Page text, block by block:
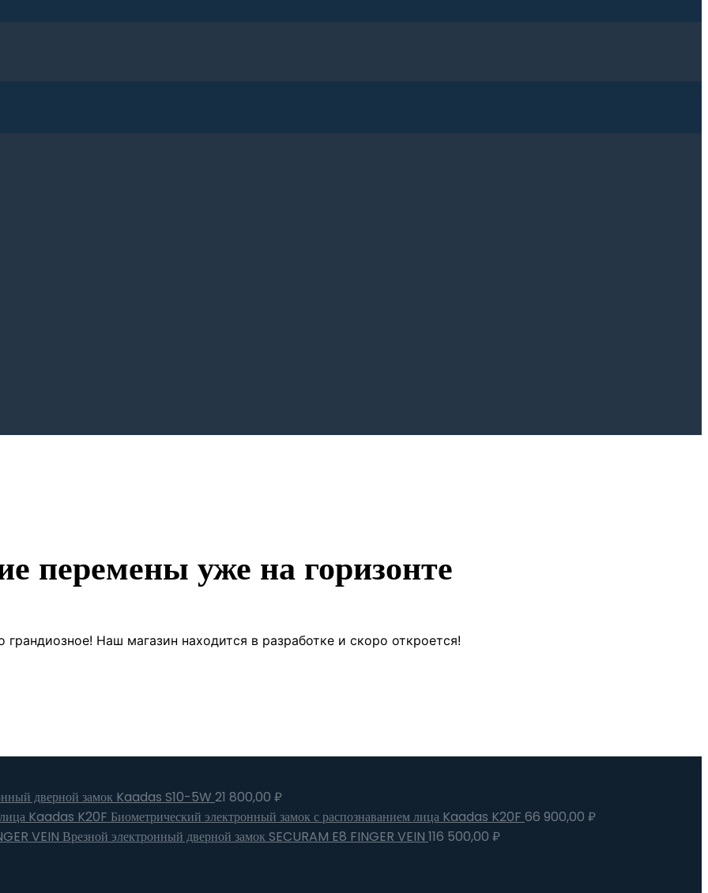
перемены уже на горизонте
грандиозное! Наш магазин находится в разработке и скоро откроется!
дверной замок Kaadas S10-5W 21 800,00 ₽
Биометрический электронный замок с распознаванием лица Kaadas K20F 66 900,00 ₽
Врезной электронный дверной замок SECURAM E8 FINGER VEIN 116 500,00 ₽